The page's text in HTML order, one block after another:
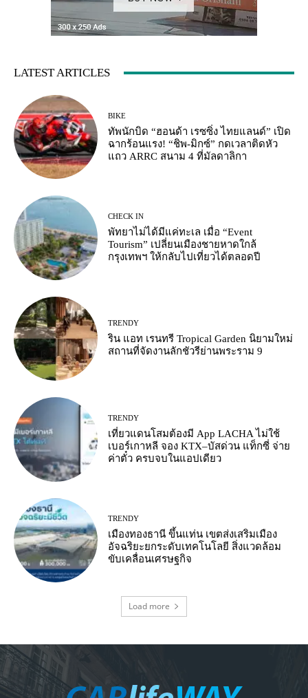
LATEST ARTICLES
BIKE
ทัพนักบิด “ฮอนด้า เรซซิ่ง ไทยแลนด์” เปิด
ฉากร้อนแรง! “ชิพ-มิกซ์” กดเวลาติดหัว
แถว ARRC สนาม 4 ที่มัลดาลิกา
CHECK IN
พัทยาไม่ได้มีแค่ทะเล เมื่อ “Event
Tourism” เปลี่ยนเมืองชายหาดใกล้
กรุงเทพฯ ให้กลับไปเที่ยวได้ตลอดปี
TRENDY
ริน แอท เรนทรี Tropical Garden นิยามใหม่
สถานที่จัดงานลักชัวรีย่านพระราม 9
TRENDY
เที่ยวแดนโสมต้องมี App LACHA ไม่ใช้
เบอร์เกาหลี จอง KTX–บัสด่วน แท็กซี่ จ่าย
ค่าตั๋ว ครบจบในแอปเดียว
TRENDY
เมืองทองธานี ขึ้นแท่น เขตส่งเสริมเมือง
อัจฉริยะยกระดับเทคโนโลยี สิ่งแวดล้อม
ขับเคลื่อนเศรษฐกิจ
Load more